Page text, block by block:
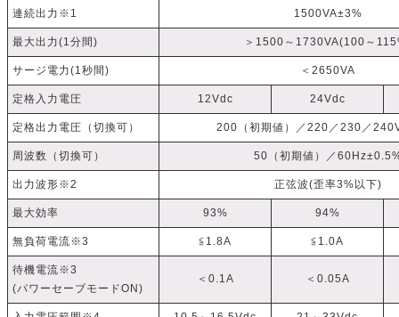
連続出力※1 1500VA±3%
最大出力(1分間) ＞1500～1730VA(100～
サージ電力(1秒間) ＜2650VA
定格入力電圧 12Vdc 24Vdc
定格出力電圧（切換可） 200（初期値）／220／230／
周波数（切換可） 50（初期値）／
出力波形※2 正弦波(歪率3%以下)
最大効率 93% 94%
無負荷電流※3 ≦1.8A ≦1.0A
待機電流※3
(パワーセーブモードON)
＜0.1A ＜0.05A